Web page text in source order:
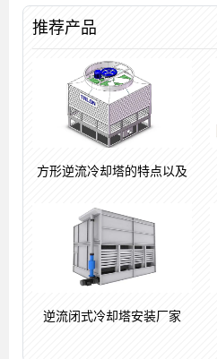
推荐产品
方形逆流冷却塔的特点以及
逆流闭式冷却塔安装厂家